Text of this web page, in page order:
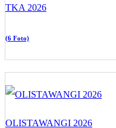
TKA 2026
(6 Foto)
OLISTAWANGI 2026